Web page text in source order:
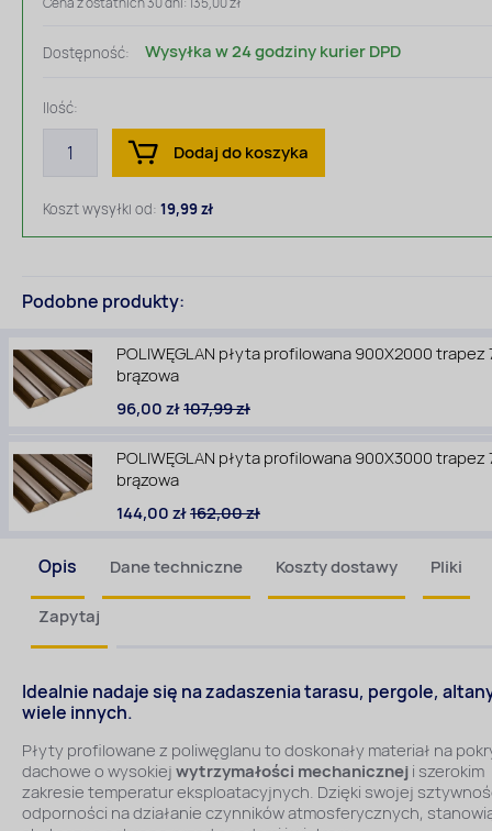
Dostępność: Wysyłka w 24 godziny kurier DPD
Ilość:
Dodaj do koszyka
Koszt wysyłki od: 19,99 zł
Podobne produkty:
POLIWĘGLAN płyta profilowana 900X2000 trapez
brązowa
96,00 zł107,99 zł
POLIWĘGLAN płyta profilowana 900X3000 trapez
brązowa
144,00 zł162,00 zł
Opis Dane techniczne Koszty dostawy Pliki
Zapytaj
Idealnie nadaje się na zadaszenia tarasu, pergole,
wiele innych.
Płyty profilowane z poliwęglanu to doskonały materiał na
dachowe o wysokiejwytrzymałości mechaniczneji szerokim
zakresie temperatur eksploatacyjnych. Dzięki swojej
odporności na działanie czynników atmosferycznych,